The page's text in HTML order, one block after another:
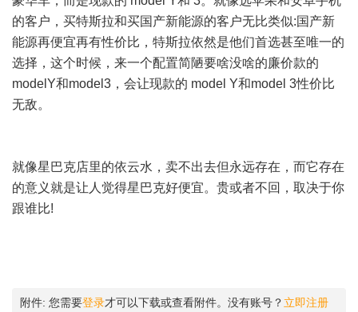
的客户，买特斯拉和买国产新能源的客户无比类似:国产新
能源再便宜再有性价比，特斯拉依然是他们首选甚至唯一的
选择，这个时候，来一个配置简陋要啥没啥的廉价款的
modelY和model3，会让现款的 model Y和model 3性价比
无敌。
就像星巴克店里的依云水，卖不出去但永远存在，而它存在
的意义就是让人觉得星巴克好便宜。贵或者不回，取决于你
跟谁比!
附件: 您需要登录才可以下载或查看附件。没有账号？ 立即注册